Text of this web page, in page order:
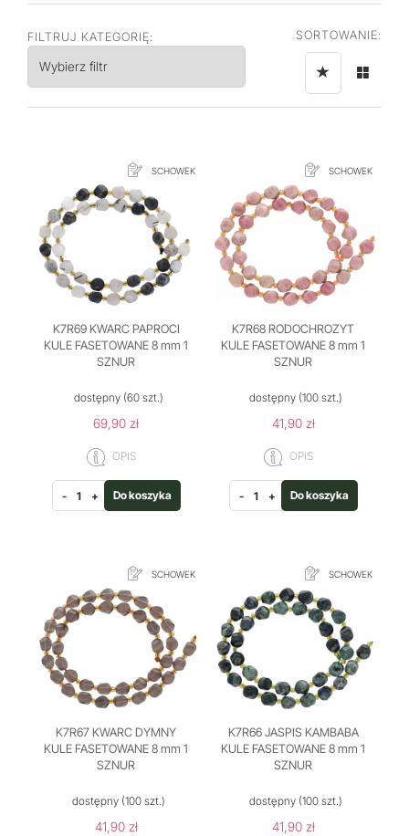
FILTRUJ KATEGORIĘ:
Wybierz filtr
SORTOWANIE:
SCHOWEK
K7R69 KWARC PAPROCI
KULE FASETOWANE 8 mm 1
SZNUR
dostępny(60 szt.)
69,90 zł
OPIS
- + Do koszyka
SCHOWEK
K7R68 RODOCHROZYT
KULE FASETOWANE 8 mm 1
SZNUR
dostępny(100 szt.)
41,90 zł
OPIS
- + Do koszyka
SCHOWEK
K7R67 KWARC DYMNY
KULE FASETOWANE 8 mm 1
SZNUR
dostępny(100 szt.)
41,90 zł
SCHOWEK
K7R66 JASPIS KAMBABA
KULE FASETOWANE 8 mm 1
SZNUR
dostępny(100 szt.)
41,90 zł